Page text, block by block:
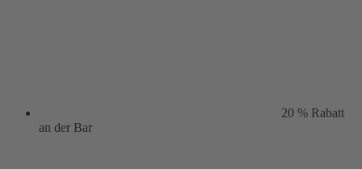
20 % Rabatt
an der Bar